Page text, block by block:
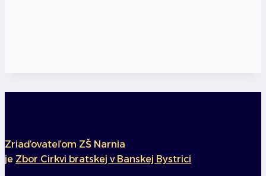
Zriaďovateľom ZŠ Narnia
je Zbor Cirkvi bratskej v Banskej Bystrici